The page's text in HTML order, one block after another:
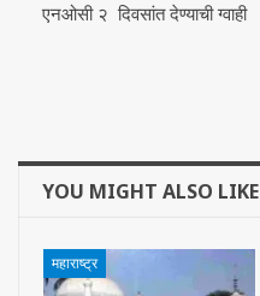
एनओसी २ दिवसांत देण्याची ग्वाही
YOU MIGHT ALSO LIKE
महाराष्ट्र